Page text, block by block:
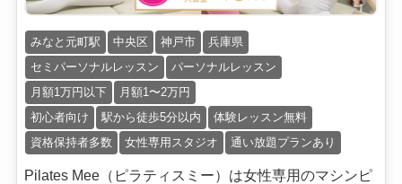
みなと元町駅 中央区 神戸市
兵庫県
セミパーソナルレッスン
パーソナルレッスン
月額1万円以下
月額1〜2万円
初心者向け
駅から徒歩5分以内
体験レッスン無料
資格保持者多数
女性専用スタジオ 通い放題プランあり
Pilates Mee（ピラティスミー）は女性専用のマシンピ